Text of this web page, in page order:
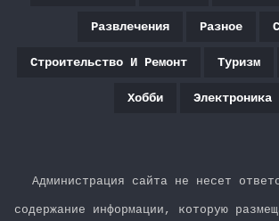
Развлечения Разное
Строительство И Ремонт Туризм
Хобби Электроника
Администрация сайта не несет
содержание информации, которую